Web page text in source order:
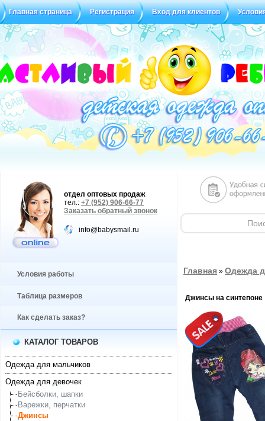
Главная страница Регистрация Вход для клиентов
Статус заказа Отзывы
отдел оптовых продаж
тел.: +7 (952) 906-66-77
Заказать обратный звонок
info@babysmail.ru
Условия работы
Таблица размеров
Как сделать заказ?
КАТАЛОГ ТОВАРОВ
Одежда для мальчиков
Одежда для девочек
Бейсболки, шапки
Варежки, перчатки
Джинсы
Главная » Одежда
Джинсы на синтепоне